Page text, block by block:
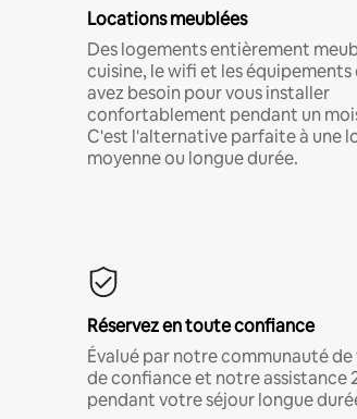
Locations meublées
Des logements entièrement
cuisine, le wifi et les
avez besoin pour vous installer
confortablement pendant un
C'est l'alternative parfaite à une
moyenne ou longue durée.
Réservez en toute confiance
Évalué par notre communauté
de confiance et notre assistance
pendant votre séjour longue